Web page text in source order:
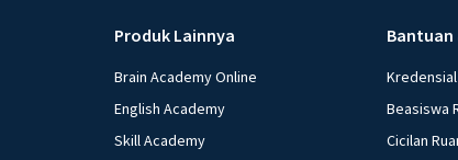
Produk Lainnya
Brain Academy Online
English Academy
Skill Academy
Bantuan
Beasiswa
Cicilan